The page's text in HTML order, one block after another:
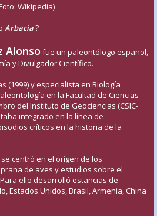
Wikipedia)
Arbacia?
Alonso fue un paleontólogo español,
y Divulgador Científico.
(1999) y especialista en Biología
en la Facultad de Ciencias
del Instituto de Geociencias (CSIC-
integrado en la línea de
críticos en la historia de la
centró en el origen de los
de aves y estudios sobre el
ello desarrolló estancias de
Estados Unidos, Brasil, Armenia, China